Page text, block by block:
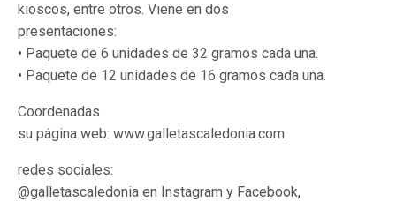
kioscos, entre otros. Viene en dos
presentaciones:
• Paquete de 6 unidades de 32 gramos cada una.
• Paquete de 12 unidades de 16 gramos cada una.
Coordenadas
su página web: www.galletascaledonia.com
redes sociales:
@galletascaledonia en Instagram y Facebook,